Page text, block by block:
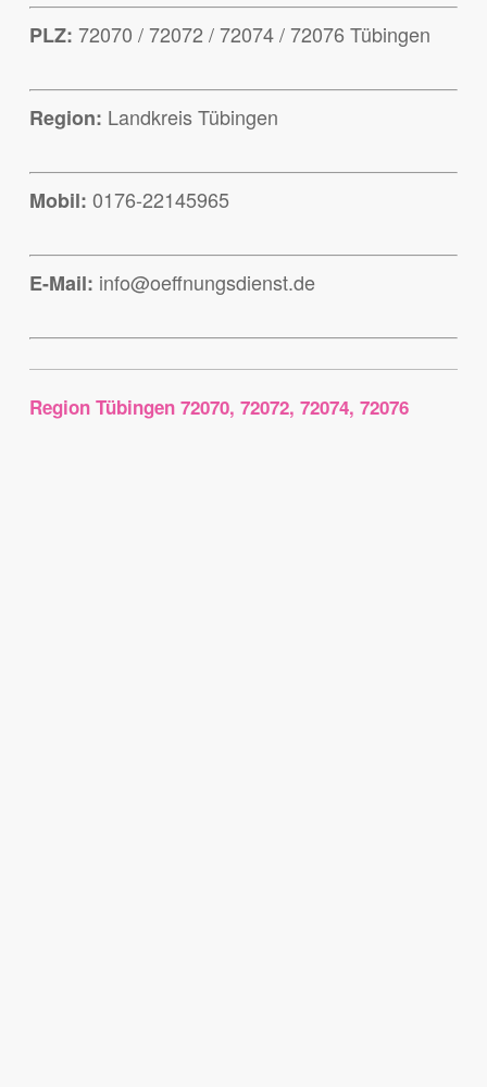
PLZ: 72070 / 72072 / 72074 / 72076 Tübingen
Region: Landkreis Tübingen
Mobil: 0176-22145965
E-Mail: info@oeffnungsdienst.de
Region Tübingen 72070, 72072, 72074, 72076